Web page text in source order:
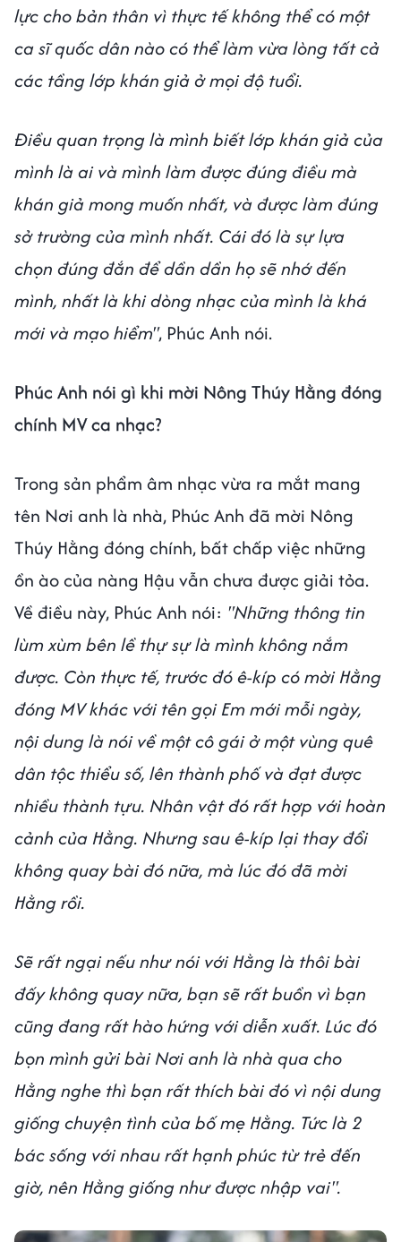
lực cho bản thân vì thực tế không thể có một
ca sĩ quốc dân nào có thể làm vừa lòng tất cả
các tầng lớp khán giả ở mọi độ tuổi.
Điều quan trọng là mình biết lớp khán giả của
mình là ai và mình làm được đúng điều mà
khán giả mong muốn nhất, và được làm đúng
sở trường của mình nhất. Cái đó là sự lựa
chọn đúng đắn để dần dần họ sẽ nhớ đến
mình, nhất là khi dòng nhạc của mình là khá
mới và mạo hiểm", Phúc Anh nói.
Phúc Anh nói gì khi mời Nông Thúy Hằng đóng
chính MV ca nhạc?
Trong sản phẩm âm nhạc vừa ra mắt mang
tên Nơi anh là nhà, Phúc Anh đã mời Nông
Thúy Hằng đóng chính, bất chấp việc những
ồn ào của nàng Hậu vẫn chưa được giải tỏa.
Về điều này, Phúc Anh nói: "Những thông tin
lùm xùm bên lề thự sự là mình không nắm
được. Còn thực tế, trước đó ê-kíp có mời Hằng
đóng MV khác với tên gọi Em mới mỗi ngày,
nội dung là nói về một cô gái ở một vùng quê
dân tộc thiểu số, lên thành phố và đạt được
nhiều thành tựu. Nhân vật đó rất hợp với hoàn
cảnh của Hằng. Nhưng sau ê-kíp lại thay đổi
không quay bài đó nữa, mà lúc đó đã mời
Hằng rồi.
Sẽ rất ngại nếu như nói với Hằng là thôi bài
đấy không quay nữa, bạn sẽ rất buồn vì bạn
cũng đang rất hào hứng với diễn xuất. Lúc đó
bọn mình gửi bài Nơi anh là nhà qua cho
Hằng nghe thì bạn rất thích bài đó vì nội dung
giống chuyện tình của bố mẹ Hằng. Tức là 2
bác sống với nhau rất hạnh phúc từ trẻ đến
giờ, nên Hằng giống như được nhập vai".